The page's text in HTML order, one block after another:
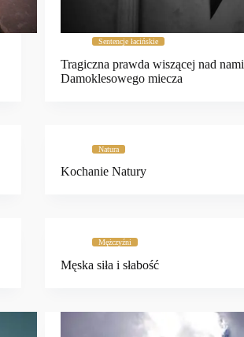
Sentencje łacińskie
Tragiczna prawda wiszącej nad nami
Damoklesowego miecza
Natura
Kochanie Natury
Mężczyźni
Męska siła i słabość